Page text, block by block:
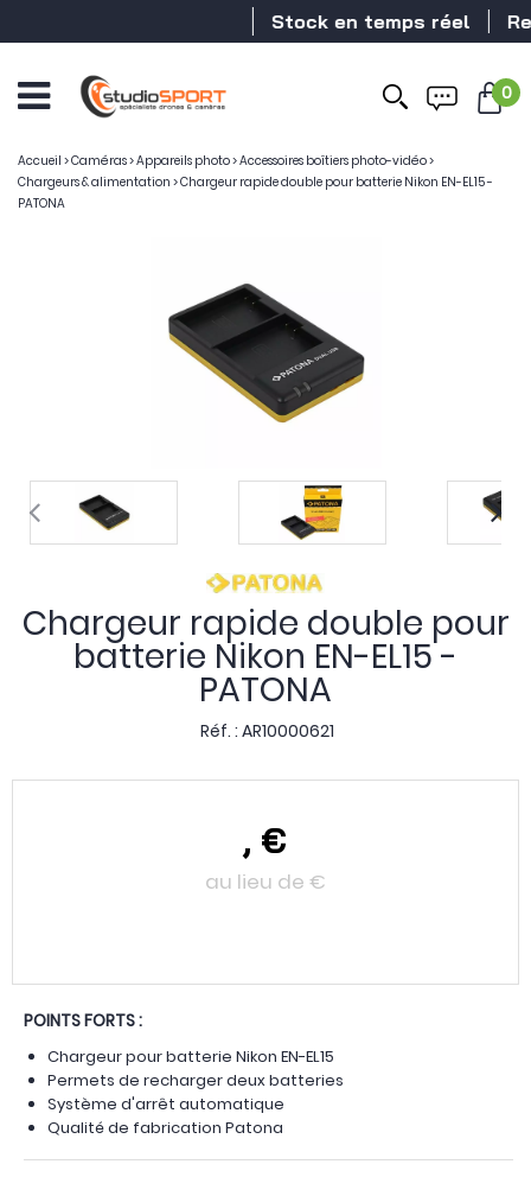
Stock en temps réel
0
Accueil >Caméras>Appareils photo>Accessoires boîtiers photo-vidéo>
Chargeurs & alimentation >Chargeur rapide double pour batterie Nikon EN-EL15 -
PATONA
Chargeur rapide double pour
batterie Nikon EN-EL15 -
PATONA
Réf. : AR10000621
, €
au lieu de €
POINTS FORTS :
Chargeur pour batterie Nikon EN-EL15
Permets de recharger deux batteries
Système d'arrêt automatique
Qualité de fabrication Patona